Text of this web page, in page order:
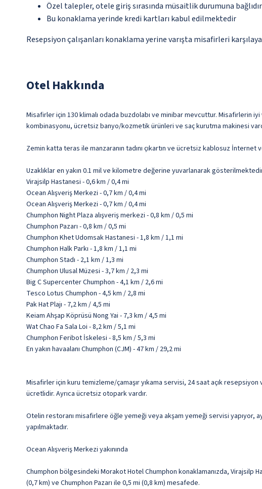
Özel talepler, otele giriş sırasında müsaitlik durumuna
Bu konaklama yerinde kredi kartları kabul edilmektedir
Resepsiyon çalışanları konaklama yerine varışta misafirleri
Otel Hakkında
Misafirler için 130 klimalı odada buzdolabı ve minibar mevcuttur. Misafirlerin
kombinasyonu, ücretsiz banyo/kozmetik ürünleri ve saç kurutma makinesi
Zemin katta teras ile manzaranın tadını çıkartın ve ücretsiz kablosuz
Uzaklıklar en yakın 0.1 mil ve kilometre değerine yuvarlanarak
Virajsilp Hastanesi - 0,6 km / 0,4 mi
Ocean Alışveriş Merkezi - 0,7 km / 0,4 mi
Ocean Alışveriş Merkezi - 0,7 km / 0,4 mi
Chumphon Night Plaza alışveriş merkezi - 0,8 km / 0,5 mi
Chumphon Pazarı - 0,8 km / 0,5 mi
Chumphon Khet Udomsak Hastanesi - 1,8 km / 1,1 mi
Chumphon Halk Parkı - 1,8 km / 1,1 mi
Chumphon Stadı - 2,1 km / 1,3 mi
Chumphon Ulusal Müzesi - 3,7 km / 2,3 mi
Big C Supercenter Chumphon - 4,1 km / 2,6 mi
Tesco Lotus Chumphon - 4,5 km / 2,8 mi
Pak Hat Plajı - 7,2 km / 4,5 mi
Keiam Ahşap Köprüsü Nong Yai - 7,3 km / 4,5 mi
Wat Chao Fa Sala Loi - 8,2 km / 5,1 mi
Chumphon Feribot İskelesi - 8,5 km / 5,3 mi
En yakın havaalanı Chumphon (CJM) - 47 km / 29,2 mi
Misafirler için kuru temizleme/çamaşır yıkama servisi, 24 saat açık
ücretlidir. Ayrıca ücretsiz otopark vardır.
Otelin restoranı misafirlere öğle yemeği veya akşam yemeği servisi yapıyor,
yapılmaktadır.
Ocean Alışveriş Merkezi yakınında
Chumphon bölgesindeki Morakot Hotel Chumphon konaklamanızda, Virajsilp
(0,7 km) ve Chumphon Pazarı ile 0,5 mi (0,8 km) mesafede.